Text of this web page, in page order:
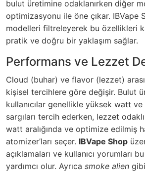
bulut üretimine odaklanırken diğer
optimizasyonu ile öne çıkar. IBVape
modelleri filtreleyerek bu özellikleri
pratik ve doğru bir yaklaşım sağlar.
Performans ve Lezzet
Cloud (buhar) ve flavor (lezzet)
kişisel tercihlere göre değişir. Bulut
kullanıcılar genellikle yüksek watt
sargıları tercih ederken, lezzet
watt aralığında ve optimize edilmiş
atomizer’ları seçer. IBVape Shop
açıklamaları ve kullanıcı yorumları
yardımcı olur. Ayrıca smoke alien